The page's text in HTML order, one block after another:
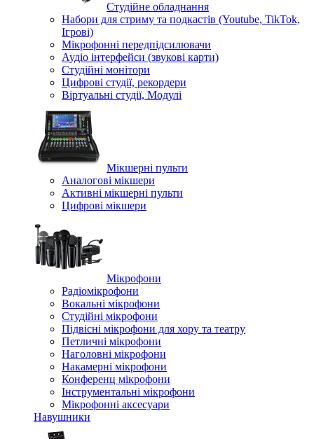
Студійне обладнання
Набори для стриму та подкастів (Youtube, TikTok,
Ігрові)
Мікрофонні передпідсилювачи
Аудіо інтерфейси (звукові карти)
Студійні монітори
Цифрові студії, рекордери
Віртуальні студії, Модулі
Мікшерні пульти
Аналогові мікшери
Активні мікшерні пульти
Цифрові мікшери
Мікрофони
Радіомікрофони
Вокальні мікрофони
Студійні мікрофони
Підвісні мікрофони для хору та театру
Петличні мікрофони
Наголовні мікрофони
Накамерні мікрофони
Конференц мікрофони
Iнструментальні мікрофони
Мікрофонні аксесуари
Навушники